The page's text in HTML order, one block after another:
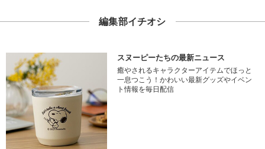
編集部イチオシ
スヌーピーたちの最新ニュース
癒やされるキャラクターアイテムでほっと
一息つこう！かわいい最新グッズやイベン
ト情報を毎日配信